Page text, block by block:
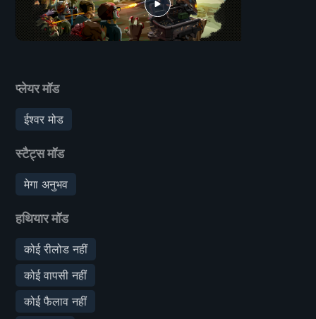
प्लेयर मॉड
ईश्वर मोड
स्टैट्स मॉड
मेगा अनुभव
हथियार मॉड
कोई रीलोड नहीं
कोई वापसी नहीं
कोई फैलाव नहीं